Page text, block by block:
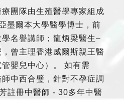
團隊由生殖醫學專家組成
墨爾本大學醫學博士，前
名譽講師；龍炳梁醫生–
曾主理香港威爾斯親王醫
嬰兒中心）。 如有需
中西合璧，針對不孕症調
註冊中醫師 - 30多年中醫